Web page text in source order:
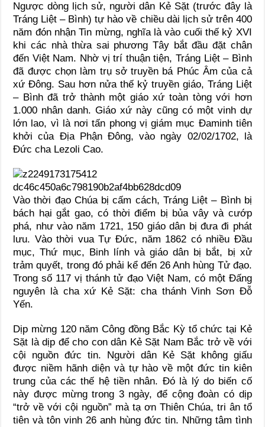
Ngược dòng lịch sử, người dân Kẻ Sặt (trước đây là
Tráng Liệt – Bình) tự hào về chiều dài lịch sử trên 400
năm đón nhận Tin mừng, nghĩa là vào cuối thế kỷ XVI
khi các nhà thừa sai phương Tây bắt đầu đặt chân
đến Việt Nam. Nhờ vị trí thuận tiện, Tráng Liệt – Bình
đã được chọn làm trụ sở truyền bá Phúc Âm của cả
xứ Đông. Sau hơn nửa thế kỷ truyền giáo, Tráng Liệt
– Bình đã trở thành một giáo xứ toàn tòng với hơn
1.000 nhân danh. Giáo xứ này cũng có một vinh dự
lớn lao, vì là nơi tấn phong vị giám mục Đaminh tiên
khởi của Địa Phận Đông, vào ngày 02/02/1702, là
Đức cha Lezoli Cao.
Vào thời đạo Chúa bị cấm cách, Tráng Liệt – Bình bị
bách hại gắt gao, có thời điểm bị bủa vây và cướp
phá, như vào năm 1721, 150 giáo dân bị đưa đi phát
lưu. Vào thời vua Tự Đức, năm 1862 có nhiều Đầu
mục, Thứ mục, Binh lính và giáo dân bị bắt, bị xử
trảm quyết, trong đó phải kể đến 26 Anh hùng Tử đạo.
Trong số 117 vị thánh tử đạo Việt Nam, có một Đấng
nguyên là cha xứ Kẻ Sặt: cha thánh Vinh Sơn Đỗ
Yến.
Dịp mừng 120 năm Công đồng Bắc Kỳ tổ chức tại Kẻ
Sặt là dịp để cho con dân Kẻ Sặt Nam Bắc trở về với
cội nguồn đức tin. Người dân Kẻ Sặt không giấu
được niềm hãnh diện và tự hào về một đức tin kiên
trung của các thế hệ tiền nhân. Đó là lý do biến cố
này được mừng trong 3 ngày, để cộng đoàn có dịp
“trở về với cội nguồn” mà tạ ơn Thiên Chúa, tri ân tổ
tiên và tôn vinh 26 anh hùng đức tin. Những tâm tình